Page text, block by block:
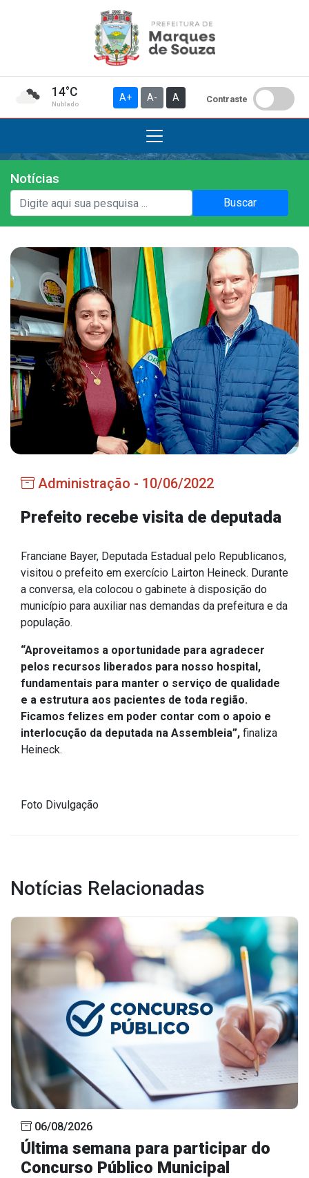
14°C
Nublado
A+ A- A Contraste
Institucional
A Prefeitura
Gabinete do Vice-prefeito
História do Município
Símbolos Oficiais
Estrutura Organizacional
Secretarias
Administração
Agricultura e Meio Ambiente
Educação, Cultura, Desporto e Turismo
Obras
Serviços
Nota Fiscal Eletrônica
Ouvidoria
Portal do Cidadão
Portal do Servidor
Processo Seletivo
Concursos
Instruções Normativas
Licitações
Dispensas e Inexigibilidades
Chamamentos Públicos
Leis, Decretos e Portarias
Transparência
Portal da Transparência
Radar da Transparência
Notícias
Buscar
Administração - 10/06/2022
Prefeito recebe visita de deputada
Franciane Bayer, Deputada Estadual pelo Republicanos,
visitou o prefeito em exercício Lairton Heineck. Durante
a conversa, ela colocou o gabinete à disposição do
município para auxiliar nas demandas da prefeitura e da
população.
“Aproveitamos a oportunidade para agradecer
pelos recursos liberados para nosso hospital,
fundamentais para manter o serviço de qualidade
e a estrutura aos pacientes de toda região.
Ficamos felizes em poder contar com o apoio e
interlocução da deputada na Assembleia”, finaliza
Heineck.
Foto Divulgação
Notícias Relacionadas
06/08/2026
Última semana para participar do
Concurso Público Municipal